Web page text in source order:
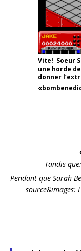
Vite! Soeur
une horde
donner
Tandis que:
Pendant que Sarah
source&images: